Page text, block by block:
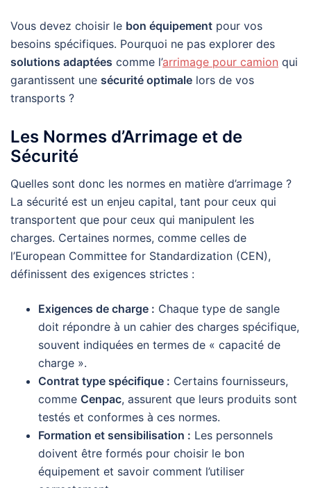
Vous devez choisir le bon équipement pour vos
besoins spécifiques. Pourquoi ne pas explorer des
solutions adaptées comme l’arrimage pour camion qui
garantissent une sécurité optimale lors de vos
transports ?
Les Normes d’Arrimage et de
Sécurité
Quelles sont donc les normes en matière d’arrimage ?
La sécurité est un enjeu capital, tant pour ceux qui
transportent que pour ceux qui manipulent les
charges. Certaines normes, comme celles de
l’European Committee for Standardization (CEN),
définissent des exigences strictes :
Exigences de charge : Chaque type de sangle
doit répondre à un cahier des charges spécifique,
souvent indiquées en termes de « capacité de
charge ».
Contrat type spécifique : Certains fournisseurs,
comme Cenpac, assurent que leurs produits sont
testés et conformes à ces normes.
Formation et sensibilisation : Les personnels
doivent être formés pour choisir le bon
équipement et savoir comment l’utiliser